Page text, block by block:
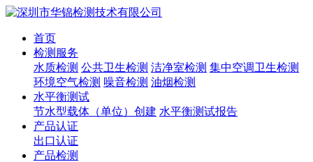
首页
检测服务
水质检测 公共卫生检测 洁净室检测 集中空调卫生检测
环境空气检测 噪音检测 油烟检测
水平衡测试
节水型载体（单位）创建 水平衡测试报告
产品认证
出口认证
产品检测